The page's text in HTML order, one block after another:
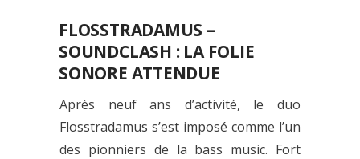
FLOSSTRADAMUS –
SOUNDCLASH : LA FOLIE
SONORE ATTENDUE
Après neuf ans d’activité, le duo
Flosstradamus s’est imposé comme l’un
des pionniers de la bass music. Fort